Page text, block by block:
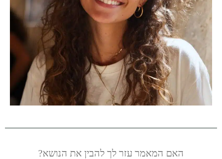
האם המאמר עזר לך להבין את הנושא?